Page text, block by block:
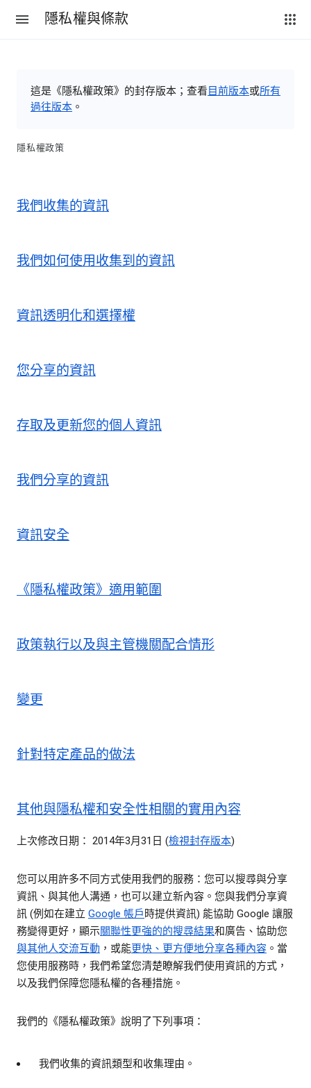
隱私權與條款
這是《隱私權政策》的封存版本；查看 目前版本或所有
過往版本 。
隱私權政策
我們收集的資訊
我們如何使用收集到的資訊
資訊透明化和選擇權
您分享的資訊
存取及更新您的個人資訊
我們分享的資訊
資訊安全
《隱私權政策》適用範圍
政策執行以及與主管機關配合情形
變更
針對特定產品的做法
其他與隱私權和安全性相關的實用內容
上次修改日期： 2014年3月31日 (檢視封存版本)
您可以用許多不同方式使用我們的服務：您可以搜尋與分享
資訊、與其他人溝通，也可以建立新內容。您與我們分享資
訊 (例如在建立 Google 帳戶 時提供資訊) 能協助 Google 讓服
務變得更好，顯示關聯性更強的的搜尋結果和廣告、協助您
與其他人交流互動 ，或能更快、更方便地分享各種內容 。當
您使用服務時，我們希望您清楚瞭解我們使用資訊的方式，
以及我們保障您隱私權的各種措施。
我們的《隱私權政策》說明了下列事項：
我們收集的資訊類型和收集理由。